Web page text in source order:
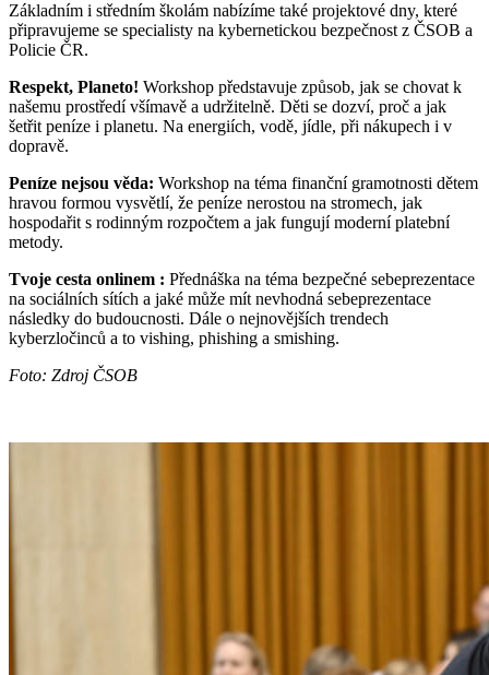
Základním i středním školám nabízíme také projektové dny, které
připravujeme se specialisty na kybernetickou bezpečnost z ČSOB a
Policie ČR.
Respekt, Planeto! Workshop představuje způsob, jak se chovat k
našemu prostředí všímavě a udržitelně. Děti se dozví, proč a jak
šetřit peníze i planetu. Na energiích, vodě, jídle, při nákupech i v
dopravě.
Peníze nejsou věda: Workshop na téma finanční gramotnosti dětem
hravou formou vysvětlí, že peníze nerostou na stromech, jak
hospodařit s rodinným rozpočtem a jak fungují moderní platební
metody.
Tvoje cesta onlinem : Přednáška na téma bezpečné sebeprezentace
na sociálních sítích a jaké může mít nevhodná sebeprezentace
následky do budoucnosti. Dále o nejnovějších trendech
kyberzločinců a to vishing, phishing a smishing.
Foto: Zdroj ČSOB